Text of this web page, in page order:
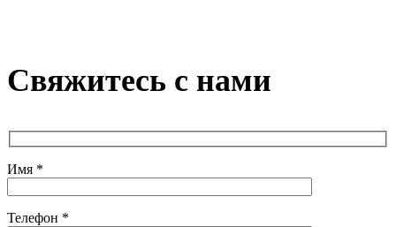
Свяжитесь с нами
Имя *
Телефон *